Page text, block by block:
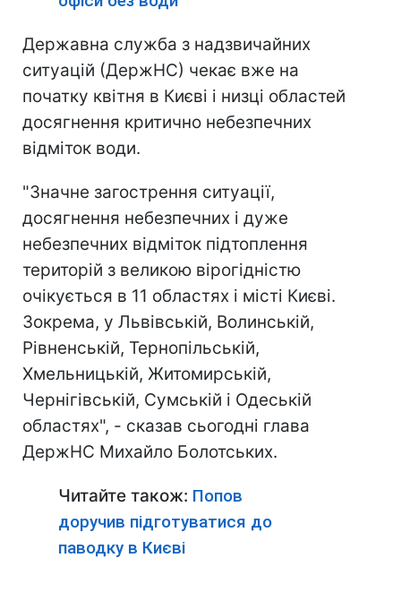
Державна служба з надзвичайних
ситуацій (ДержНС) чекає вже на
початку квітня в Києві і низці областей
досягнення критично небезпечних
відміток води.
"Значне загострення ситуації,
досягнення небезпечних і дуже
небезпечних відміток підтоплення
територій з великою вірогідністю
очікується в 11 областях і місті Києві.
Зокрема, у Львівській, Волинській,
Рівненській, Тернопільській,
Хмельницькій, Житомирській,
Чернігівській, Сумській і Одеській
областях", - сказав сьогодні глава
ДержНС Михайло Болотських.
Читайте також: Попов
доручив підготуватися до
паводку в Києві